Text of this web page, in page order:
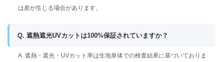
は差が生じる場合があります。
Q. 遮熱遮光UVカットは100%保証されていますか？
A. 遮熱・遮光・UVカット率は生地単体での検査結果に基づいておりま